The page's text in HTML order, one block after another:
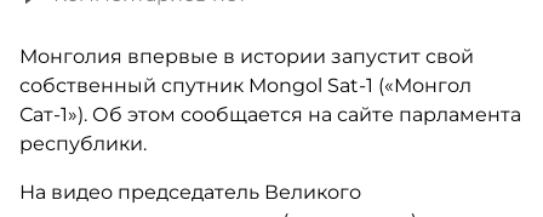
Монголия впервые в истории запустит свой
собственный спутник Mongol Sat-1 («Монгол
Сат-1»). Об этом сообщается на сайте парламента
республики.
На видео председатель Великого